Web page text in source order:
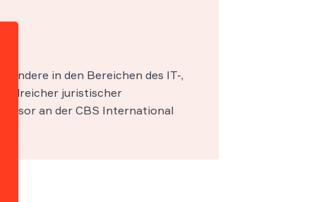
in den Bereichen des IT-,
juristischer
an der CBS International